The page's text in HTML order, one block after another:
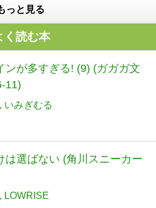
っと見る
く読む本
ンが多すぎる! (9) (ガガガ文
11)
いみぎむる
は選ばない (角川スニーカー
LOWRISE